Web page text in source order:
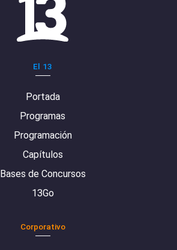
El 13
Portada
Programas
Programación
Capítulos
Bases de Concursos
13Go
Corporativo